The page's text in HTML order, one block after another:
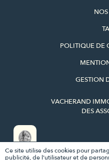
CE BIEN
POLITIQUE DE
GESTION
VACHERAND
DES
Ce site utilise des cookies pour
publicité, de l'utilisateur et de